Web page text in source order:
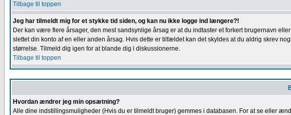
Tilbage til toppen
Jeg har tilmeldt mig for et stykke tid siden, og kan nu ikke logge ind længere?!
Der kan være flere årsager, den mest sandsynlige årsag er at du indtaster et forkert brugernavn
slettet din konto af en eller anden årsag. Hvis dette er tilfældet kan det skyldes at du aldrig skrev
størrelse. Tilmeld dig igen for at blande dig i diskussionerne.
Tilbage til toppen
Hvordan ændrer jeg min opsætning?
Alle dine indstillingsmuligheder (Hvis du er tilmeldt bruger) gemmes i databasen. For at se eller